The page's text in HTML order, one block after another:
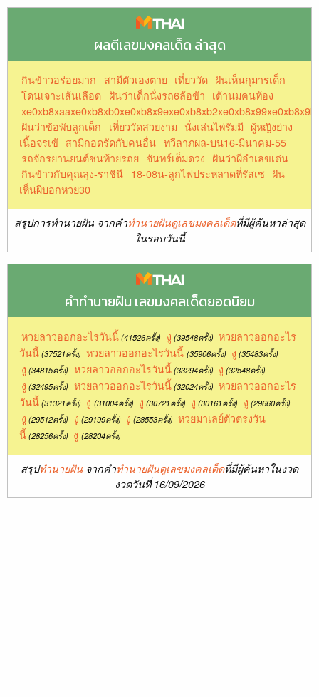
ผลตีเลขมงคลเด็ด ล่าสุด
กินข้าวอร่อยมาก สามีตัวเองตาย เที่ยววัด ฝันเห็นกุมารเด็ก
โดนเจาะเส้นเลือด ฝันว่าเด็กนั่งรถ6ล้อข้า เต้านมคนท้อง
ฝันว่าข้อพับลูกเด็ก
เที่ยววัดสวยงาม นั่งเล่นไพ่รัมมี ผู้หญิงย่าง
เนื้อจรเข้ สามีกอดรัดกับคนอื่น ทวีลาภผล-บน16-มีนาคม-55
รถจักรยานยนต์ชนท้ายรถย จันทร์เต็มดวง ฝันว่าผีอำเลขเด่น
กินข้าวกับคุณลุง-ราชินี 18-08น-ลูกไฟประหลาดที่รัสเซ ฝัน
เห็นผีบอกหวย30
สรุปการทำนายฝัน จากคำทำนายฝันดูเลขมงคลเด็ดที่มีผู้ค้นหาล่าสุด
ในรอบวันนี้
คำทำนายฝัน เลขมงคลเด็ดยอดนิยม
หวยลาวออกอะไรวันนี้ (41526ครั้ง) งู (39548ครั้ง) หวยลาวออกอะไร
วันนี้(37521ครั้ง) หวยลาวออกอะไรวันนี้ (35906ครั้ง) งู (35483ครั้ง)
งู (34815ครั้ง) หวยลาวออกอะไรวันนี้ (33294ครั้ง) งู (32548ครั้ง)
งู (32495ครั้ง) หวยลาวออกอะไรวันนี้ (32024ครั้ง) หวยลาวออกอะไร
วันนี้(31321ครั้ง) งู (31004ครั้ง) งู (30721ครั้ง) งู (30161ครั้ง) งู (29660ครั้ง)
งู (29512ครั้ง) งู (29199ครั้ง) งู (28553ครั้ง) หวยมาเลย์ตัวตรงวัน
นี้(28256ครั้ง) งู (28204ครั้ง)
สรุปทำนายฝัน จากคำทำนายฝันดูเลขมงคลเด็ดที่มีผู้ค้นหาในงวด
งวดวันที่ 16/09/2026